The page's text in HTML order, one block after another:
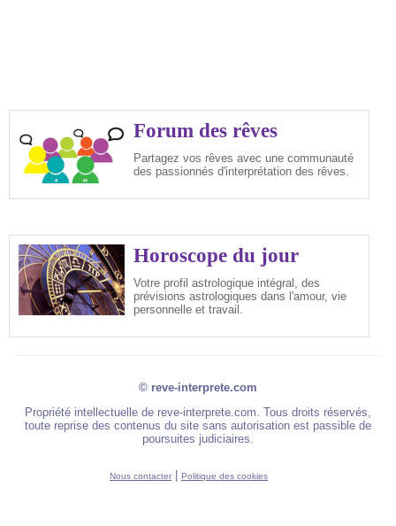
Forum des rêves
Partagez vos rêves avec une communauté
des passionnés d'interprétation des rêves.
Horoscope du jour
Votre profil astrologique intégral, des
prévisions astrologiques dans l'amour, vie
personnelle et travail.
© reve-interprete.com
Propriété intellectuelle de reve-interprete.com. Tous droits réservés,
toute reprise des contenus du site sans autorisation est passible de
poursuites judiciaires.
Nous contacter Politique des cookies